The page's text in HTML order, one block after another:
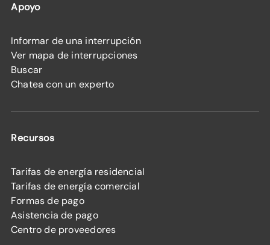
Apoyo
Informar de una interrupción
Ver mapa de interrupciones
Buscar
Chatea con un experto
Recursos
Tarifas de energía residencial
Tarifas de energía comercial
Formas de pago
Asistencia de pago
Centro de proveedores